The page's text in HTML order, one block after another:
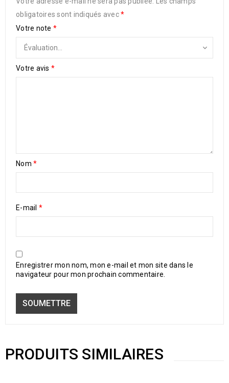
obligatoires sont indiqués avec*
Votre note *
Votre avis *
Nom *
E-mail *
Enregistrer mon nom, mon e-mail et mon site dans le
navigateur pour mon prochain commentaire.
PRODUITS SIMILAIRES